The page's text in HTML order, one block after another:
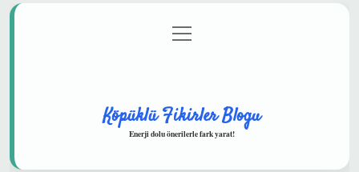
Gizlilik Politikası
menüyü
aç
Köpüklü Fikirler Blogu
Enerji dolu önerilerle fark yarat!